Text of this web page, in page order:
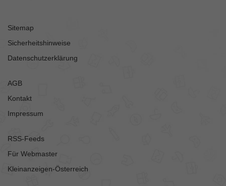
Sitemap
Sicherheitshinweise
Datenschutzerklärung
AGB
Kontakt
Impressum
RSS-Feeds
Für Webmaster
Kleinanzeigen-Österreich